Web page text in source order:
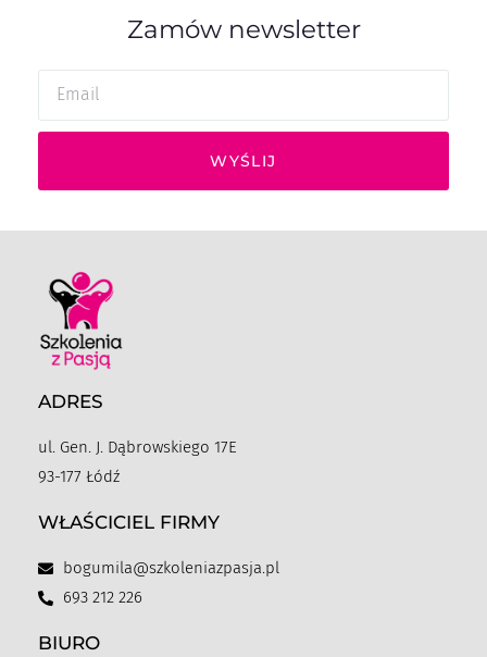
Zamów newsletter
WYŚLIJ
ADRES
ul. Gen. J. Dąbrowskiego 17E
93-177 Łódź
WŁAŚCICIEL FIRMY
bogumila@szkoleniazpasja.pl
693 212 226
BIURO